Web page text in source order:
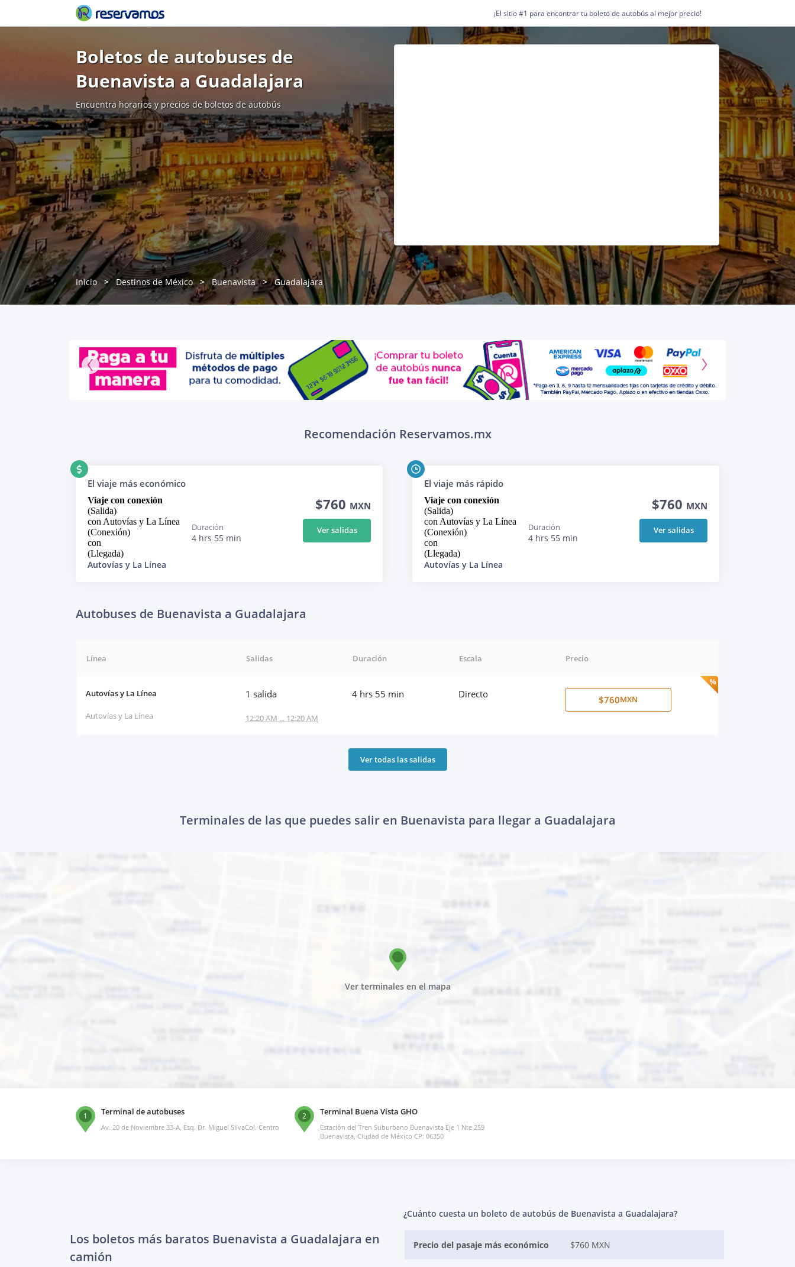
¡El sitio #1 para encontrar tu boleto de autobús al mejor precio!
Boletos de autobuses de
Buenavista a Guadalajara
Encuentra horarios y precios de boletos de autobús
Inicio Destinos de México Buenavista Guadalajara
Recomendación Reservamos.mx
El viaje más económico
Viaje con conexión
(Salida)
con Autovías y La Línea
(Conexión)
con
(Llegada)
Autovías y La Línea
Duración
4 hrs 55 min
$760 MXN
Ver salidas
El viaje más rápido
Viaje con conexión
(Salida)
con Autovías y La Línea
(Conexión)
con
(Llegada)
Autovías y La Línea
Duración
4 hrs 55 min
$760 MXN
Ver salidas
Autobuses de Buenavista a Guadalajara
Línea Salidas Duración Escala Precio
Autovías y La Línea
Autovías y La Línea
1 salida
12:20 AM ... 12:20 AM
4 hrs 55 min Directo $760MXN
Ver todas las salidas
Terminales de las que puedes salir en Buenavista para llegar a Guadalajara
Ver terminales en el mapa
1 Terminal de autobuses
Av. 20 de Noviembre 33-A, Esq. Dr. Miguel SilvaCol. Centro
2 Terminal Buena Vista GHO
Estación del Tren Suburbano Buenavista Eje 1 Nte 259
Buenavista, Ciudad de México CP: 06350
Los boletos más baratos Buenavista a Guadalajara en
camión
¿Cuánto cuesta un boleto de autobús de Buenavista a Guadalajara?
Precio del pasaje más económico $760 MXN